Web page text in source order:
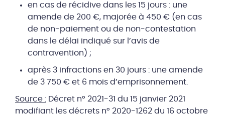
en cas de récidive dans les 15 jours : une
amende de 200 €, majorée à 450 € (en cas
de non-paiement ou de non-contestation
dans le délai indiqué sur l’avis de
contravention) ;
après 3 infractions en 30 jours : une amende
de 3 750 € et 6 mois d’emprisonnement.
Source : Décret n° 2021-31 du 15 janvier 2021
modifiant les décrets n° 2020-1262 du 16 octobre